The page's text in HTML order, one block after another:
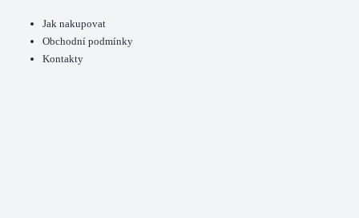
Jak nakupovat
Obchodní podmínky
Kontakty